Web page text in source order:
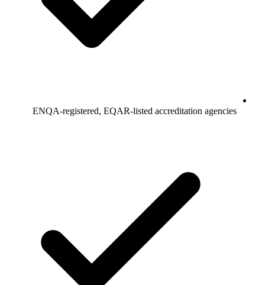
ENQA-registered, EQAR-listed accreditation agencies